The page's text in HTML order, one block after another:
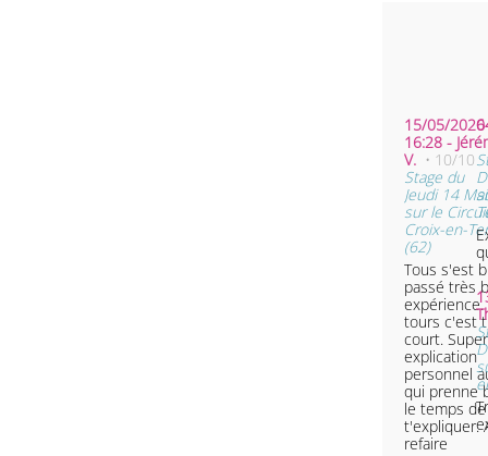
15/05/2026
16:28 -
V. • 10/10
Stage du
Jeudi 14
sur le
Croix-en-
(62)
Tous s'est
passé très
expérience.
tours c'est
court. Super
explication
personnel
qui prenne
le temps de
t'expliquer.
refaire
•